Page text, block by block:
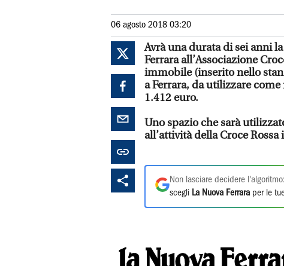
06 agosto 2018 03:20
Avrà una durata di sei anni
Ferrara all’Associazione
immobile (inserito nello
a Ferrara, da utilizzare
1.412 euro.
Uno spazio che sarà
all’attività della Croce
Non lasciare decidere l'algoritmo:
scegli La Nuova Ferrara per le